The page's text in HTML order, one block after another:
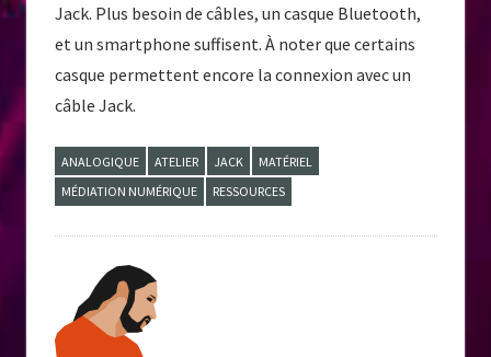
Jack. Plus besoin de câbles, un casque Bluetooth,
et un smartphone suffisent. À noter que certains
casque permettent encore la connexion avec un
câble Jack.
ANALOGIQUE ATELIER JACK
MATÉRIEL
MÉDIATION NUMÉRIQUE
RESSOURCES